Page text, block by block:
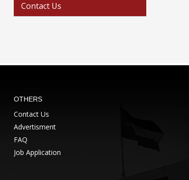
Contact Us
OTHERS
Contact Us
Advertisment
FAQ
Job Application